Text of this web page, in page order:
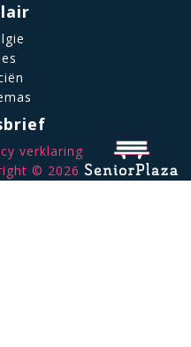
verklaring
© 2026